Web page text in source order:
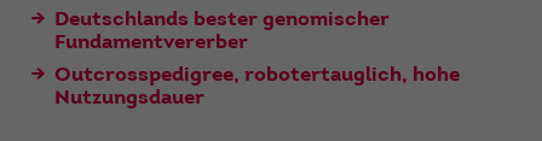
Deutschlands bester genomischer
Fundamentvererber
Outcrosspedigree, robotertauglich, hohe
Nutzungsdauer